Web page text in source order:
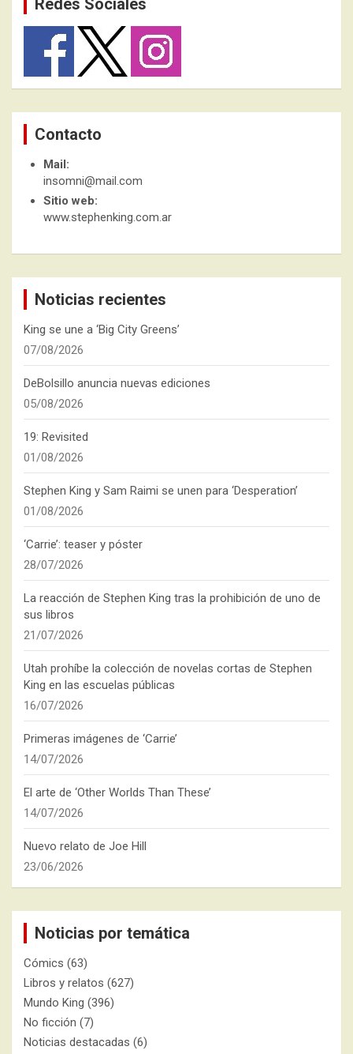
Redes Sociales
Contacto
Mail:
insomni@mail.com
Sitio web:
www.stephenking.com.ar
Noticias recientes
King se une a ‘Big City Greens’
07/08/2026
DeBolsillo anuncia nuevas ediciones
05/08/2026
19: Revisited
01/08/2026
Stephen King y Sam Raimi se unen para ‘Desperation’
01/08/2026
‘Carrie’: teaser y póster
28/07/2026
La reacción de Stephen King tras la prohibición de uno de
sus libros
21/07/2026
Utah prohíbe la colección de novelas cortas de Stephen
King en las escuelas públicas
16/07/2026
Primeras imágenes de ‘Carrie’
14/07/2026
El arte de ‘Other Worlds Than These’
14/07/2026
Nuevo relato de Joe Hill
23/06/2026
Noticias por temática
Cómics (63)
Libros y relatos (627)
Mundo King (396)
No ficción (7)
Noticias destacadas (6)